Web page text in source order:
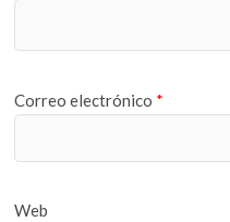
Correo electrónico *
Web